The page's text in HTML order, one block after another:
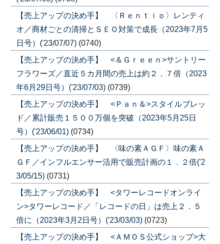
【売上アップの決め手】 〈Ｒｅｎｔｉｏ〉レンティ
オ／商材ごとの清掃とＳＥＯ対策で成長（2023年7月5
日号）('23/07/07) (0740)
【売上アップの決め手】 <＆Ｇｒｅｅｎ>サントリー
フラワーズ／直近５カ月間の売上は約２．７倍（2023
年6月29日号）('23/07/03) (0739)
【売上アップの決め手】 <Ｐａｎ＆>スタイルブレッ
ド／累計販売１５００万個を突破（2023年5月25日
号）('23/06/01) (0734)
【売上アップの決め手】 〈味の素ＡＧＦ〉味の素Ａ
ＧＦ／インフルエンサー活用で販売計画の１．２倍('2
3/05/15) (0731)
【売上アップの決め手】 <タワーレコードオンライ
ン>タワーレコード／「レコードの日」は売上２．５
倍に（2023年3月2日号）('23/03/03) (0723)
【売上アップの決め手】 <ＡＭＯＳ公式ショップ>大